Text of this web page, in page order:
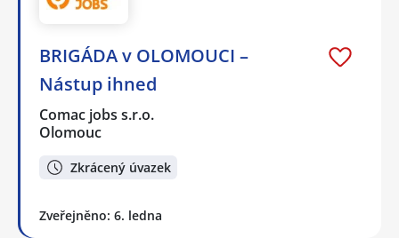
BRIGÁDA v OLOMOUCI –
Nástup ihned
Comac jobs s.r.o.
Olomouc
Zkrácený úvazek
Zveřejněno: 6. ledna